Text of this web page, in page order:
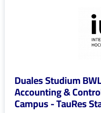
Duales Studium
Accounting &
Campus - TauRes